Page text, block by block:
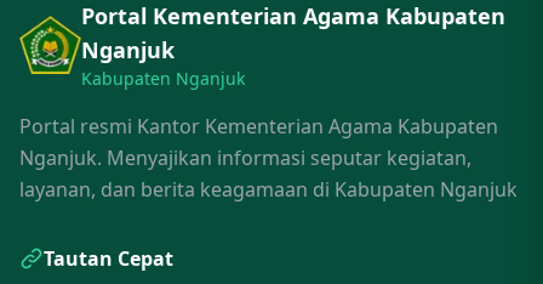
Portal Kementerian Agama Kabupaten
Nganjuk
Kabupaten Nganjuk
Portal resmi Kantor Kementerian Agama Kabupaten
Nganjuk. Menyajikan informasi seputar kegiatan,
layanan, dan berita keagamaan di Kabupaten Nganjuk
Tautan Cepat